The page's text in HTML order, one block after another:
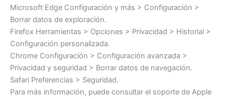
Microsoft Edge Configuración y más > Configuración >
Borrar datos de exploración.
Firefox Herramientas > Opciones > Privacidad > Historial >
Configuración personalizada.
Chrome Configuración > Configuración avanzada >
Privacidad y seguridad > Borrar datos de navegación.
Safari Preferencias > Seguridad.
Para más información, puede consultar el soporte de Apple